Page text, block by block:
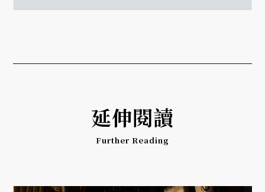
延伸閱讀
Further Reading